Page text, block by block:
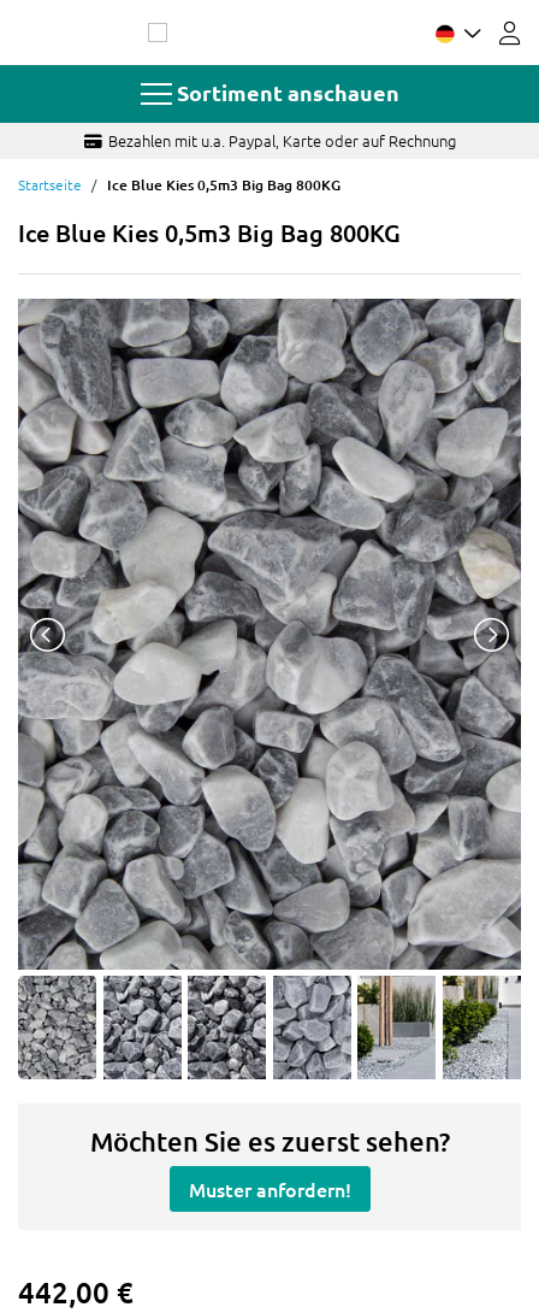
springen
Sortiment anschauen
Fragen? Schnelle und sachkundige Antwort
Startseite Ice Blue Kies 0,5m3 Big Bag 800KG
Ice Blue Kies 0,5m3 Big Bag 800KG
Möchten Sie es zuerst sehen?
Muster anfordern!
442,00 €